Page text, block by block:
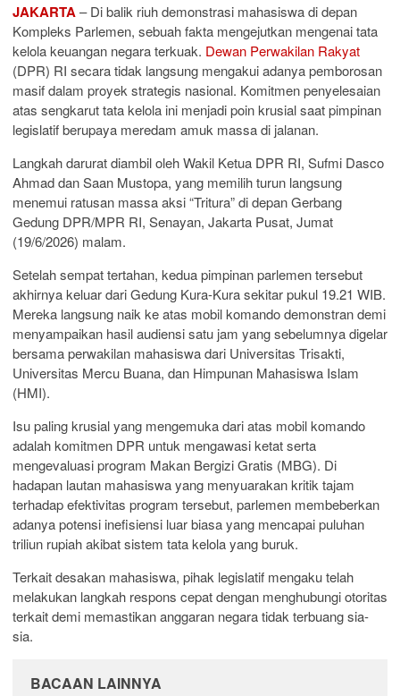
JAKARTA– Di balik riuh demonstrasi mahasiswa di depan
Kompleks Parlemen, sebuah fakta mengejutkan mengenai tata
kelola keuangan negara terkuak. Dewan Perwakilan Rakyat
(DPR) RI secara tidak langsung mengakui adanya pemborosan
masif dalam proyek strategis nasional. Komitmen penyelesaian
atas sengkarut tata kelola ini menjadi poin krusial saat pimpinan
legislatif berupaya meredam amuk massa di jalanan.
Langkah darurat diambil oleh Wakil Ketua DPR RI, Sufmi Dasco
Ahmad dan Saan Mustopa, yang memilih turun langsung
menemui ratusan massa aksi “Tritura” di depan Gerbang
Gedung DPR/MPR RI, Senayan, Jakarta Pusat, Jumat
(19/6/2026) malam.
Setelah sempat tertahan, kedua pimpinan parlemen tersebut
akhirnya keluar dari Gedung Kura-Kura sekitar pukul 19.21 WIB.
Mereka langsung naik ke atas mobil komando demonstran demi
menyampaikan hasil audiensi satu jam yang sebelumnya digelar
bersama perwakilan mahasiswa dari Universitas Trisakti,
Universitas Mercu Buana, dan Himpunan Mahasiswa Islam
(HMI).
Isu paling krusial yang mengemuka dari atas mobil komando
adalah komitmen DPR untuk mengawasi ketat serta
mengevaluasi program Makan Bergizi Gratis (MBG). Di
hadapan lautan mahasiswa yang menyuarakan kritik tajam
terhadap efektivitas program tersebut, parlemen membeberkan
adanya potensi inefisiensi luar biasa yang mencapai puluhan
triliun rupiah akibat sistem tata kelola yang buruk.
Terkait desakan mahasiswa, pihak legislatif mengaku telah
melakukan langkah respons cepat dengan menghubungi otoritas
terkait demi memastikan anggaran negara tidak terbuang sia-
sia.
BACAAN LAINNYA